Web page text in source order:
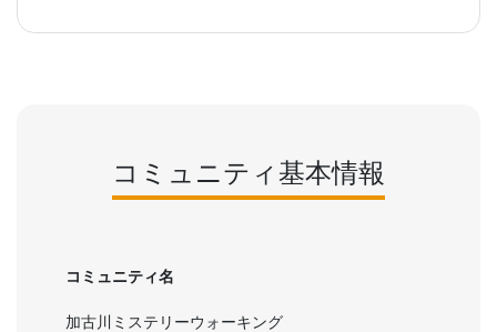
コミュニティ基本情報
コミュニティ名
加古川ミステリーウォーキング